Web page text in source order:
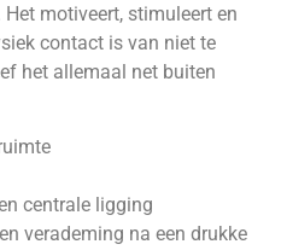
motiveert, stimuleert en
contact is van niet te
het allemaal net buiten
centrale ligging
verademing na een drukke